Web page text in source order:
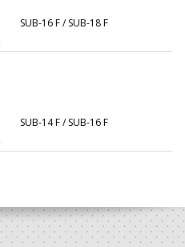
SUB-16 F / SUB-18 F
SUB-14 F / SUB-16 F
SUB-13 F / SUB-15 F